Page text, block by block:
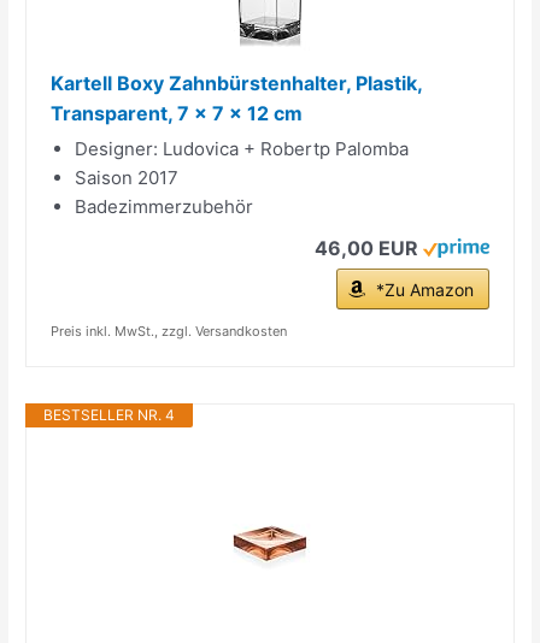
Kartell Boxy Zahnbürstenhalter, Plastik,
Transparent, 7 x 7 x 12 cm
Designer: Ludovica + Robertp Palomba
Saison 2017
Badezimmerzubehör
46,00 EUR
*Zu Amazon
Preis inkl. MwSt., zzgl. Versandkosten
BESTSELLER NR. 4